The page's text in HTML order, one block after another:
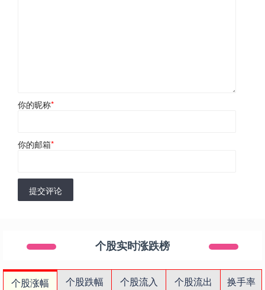
你的昵称*
你的邮箱*
提交评论
个股实时涨跌榜
个股涨幅 个股跌幅 个股流入 个股流出
换手率